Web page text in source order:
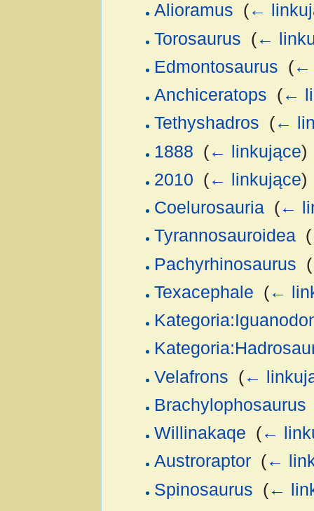
Alioramus (←
Torosaurus (←
Edmontosaurus (←
Anchiceratops (←
Tethyshadros (←
1888 (← linkujące)
2010 (← linkujące)
Coelurosauria‎ (←
Tyrannosauroidea‎ (
Pachyrhinosaurus (
Texacephale (←
Velafrons (←
Brachylophosaurus
Willinakaqe (←
Austroraptor‎ (←
Spinosaurus (←